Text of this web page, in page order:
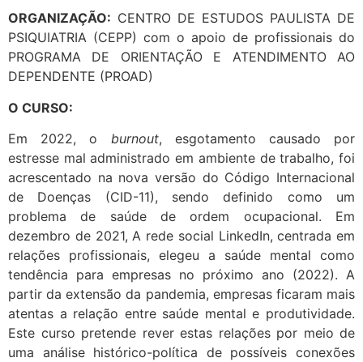
ORGANIZAÇÃO: CENTRO DE ESTUDOS PAULISTA DE
PSIQUIATRIA (CEPP) com o apoio de profissionais do
PROGRAMA DE ORIENTAÇÃO E ATENDIMENTO AO
DEPENDENTE (PROAD)
O CURSO:
Em 2022, o burnout, esgotamento causado por
estresse mal administrado em ambiente de trabalho, foi
acrescentado na nova versão do Código Internacional
de Doenças (CID-11), sendo definido como um
problema de saúde de ordem ocupacional. Em
dezembro de 2021, A rede social LinkedIn, centrada em
relações profissionais, elegeu a saúde mental como
tendência para empresas no próximo ano (2022). A
partir da extensão da pandemia, empresas ficaram mais
atentas a relação entre saúde mental e produtividade.
Este curso pretende rever estas relações por meio de
uma análise histórico-política de possíveis conexões